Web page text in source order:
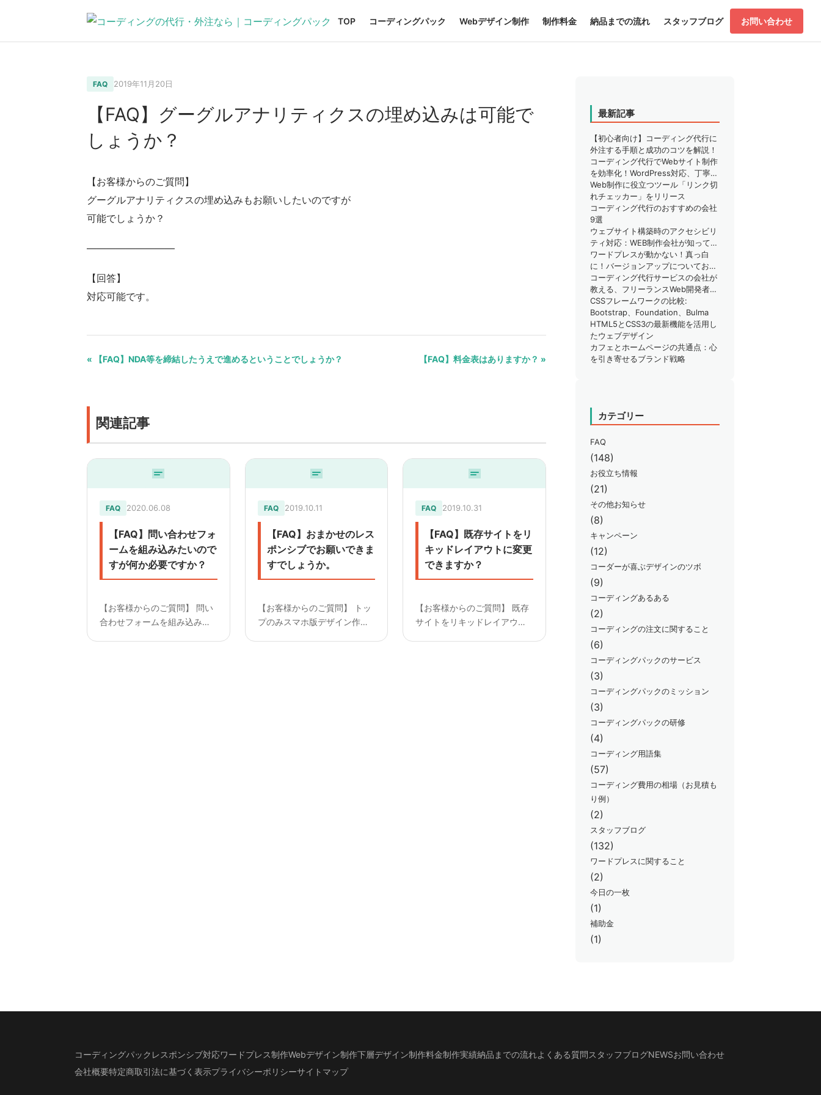
TOP コーディングパック Webデザイン制作 制作料金 納品までの流れ スタッフブログ お問い合わせ
FAQ 2019年11月20日
【FAQ】グーグルアナリティクスの埋め込みは可能で
しょうか？
【お客様からのご質問】
グーグルアナリティクスの埋め込みもお願いしたいのですが
可能でしょうか？
—————————
【回答】
対応可能です。
« 【FAQ】NDA等を締結したうえで進めるということでしょうか？ 【FAQ】料金表はありますか？ »
関連記事
FAQ 2020.06.08
【FAQ】問い合わせフォ
ームを組み込みたいので
すが何か必要ですか？
【お客様からのご質問】 問い
合わせフォームを組み込みた
FAQ 2019.10.11
【FAQ】おまかせのレス
ポンシブでお願いできま
すでしょうか。
【お客様からのご質問】 トッ
プのみスマホ版デザイン作成
FAQ 2019.10.31
【FAQ】既存サイトをリ
キッドレイアウトに変更
できますか？
【お客様からのご質問】 既存
サイトをリキッドレイアウト
最新記事
【初心者向け】コーディング代行に
外注する手順と成功のコツを解説！
コーディング代行でWebサイト制作
を効率化！WordPress対応、丁寧な
サポートで安心
Web制作に役立つツール「リンク切
れチェッカー」をリリース
コーディング代行のおすすめの会社
9選
ウェブサイト構築時のアクセシビリ
ティ対応：WEB制作会社が知ってお
くべきこと
ワードプレスが動かない！真っ白
に！バージョンアップについてお困
りではありませんか？
コーディング代行サービスの会社が
教える、フリーランスWeb開発者が
知るべきSEO対策のポイント
CSSフレームワークの比較:
Bootstrap、Foundation、Bulma
HTML5とCSS3の最新機能を活用し
たウェブデザイン
カフェとホームページの共通点：心
を引き寄せるブランド戦略
カテゴリー
FAQ
(148)
お役立ち情報
(21)
その他お知らせ
(8)
キャンペーン
(12)
コーダーが喜ぶデザインのツボ
(9)
コーディングあるある
(2)
コーディングの注文に関すること
(6)
コーディングパックのサービス
(3)
コーディングパックのミッション
(3)
コーディングパックの研修
(4)
コーディング用語集
(57)
コーディング費用の相場（お見積も
り例）
(2)
スタッフブログ
(132)
ワードプレスに関すること
(2)
今日の一枚
(1)
補助金
(1)
コーディングパック レスポンシブ対応ワードプレス制作Webデザイン制作下層デザイン制作料金制作実績納品までの流れよくある質問スタッフブログNEWSお問い合わせ
会社概要特定商取引法に基づく表示プライバシーポリシーサイトマップ